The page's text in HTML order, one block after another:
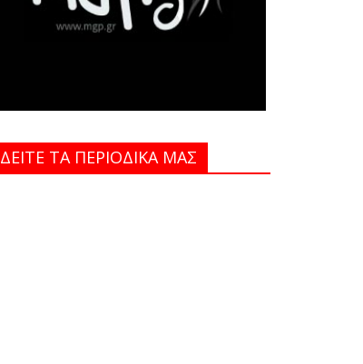
ΔΕΙΤΕ ΤΑ ΠΕΡΙΟΔΙΚΑ MAΣ